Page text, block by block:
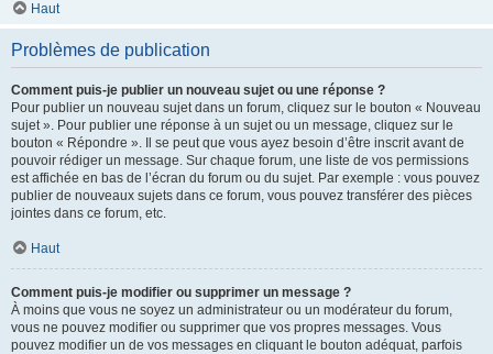
Haut
Problèmes de publication
Comment puis-je publier un nouveau sujet ou une réponse ?
Pour publier un nouveau sujet dans un forum, cliquez sur le bouton « Nouveau
sujet ». Pour publier une réponse à un sujet ou un message, cliquez sur le
bouton « Répondre ». Il se peut que vous ayez besoin d’être inscrit avant de
pouvoir rédiger un message. Sur chaque forum, une liste de vos permissions
est affichée en bas de l’écran du forum ou du sujet. Par exemple : vous pouvez
publier de nouveaux sujets dans ce forum, vous pouvez transférer des pièces
jointes dans ce forum, etc.
Haut
Comment puis-je modifier ou supprimer un message ?
À moins que vous ne soyez un administrateur ou un modérateur du forum,
vous ne pouvez modifier ou supprimer que vos propres messages. Vous
pouvez modifier un de vos messages en cliquant le bouton adéquat, parfois